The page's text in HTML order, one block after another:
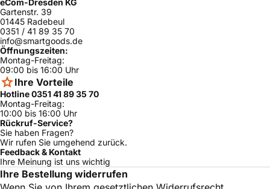
eCom-Dresden KG
Gartenstr. 39
01445 Radebeul
0351 / 41 89 35 70
info@smartgoods.de
Öffnungszeiten:
Montag-Freitag:
09:00 bis 16:00 Uhr
Ihre Vorteile
Hotline 0351 41 89 35 70
Montag-Freitag:
10:00 bis 16:00 Uhr
Rückruf-Service?
Sie haben Fragen?
Wir rufen Sie umgehend zurück.
Feedback & Kontakt
Ihre Meinung ist uns wichtig
Ihre Bestellung widerrufen